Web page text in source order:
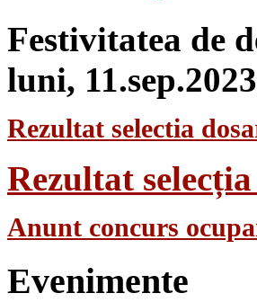
Festivitatea de
luni,
Rezultat selectia
Rezultat
Anunt concurs
Evenimente